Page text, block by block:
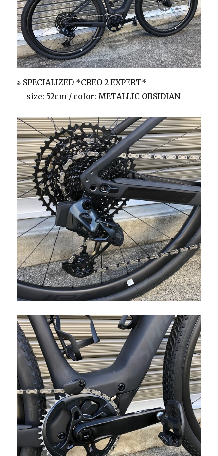
※ SPECIALIZED *CREO 2 EXPERT*
size: 52cm / color: METALLIC OBSIDIAN